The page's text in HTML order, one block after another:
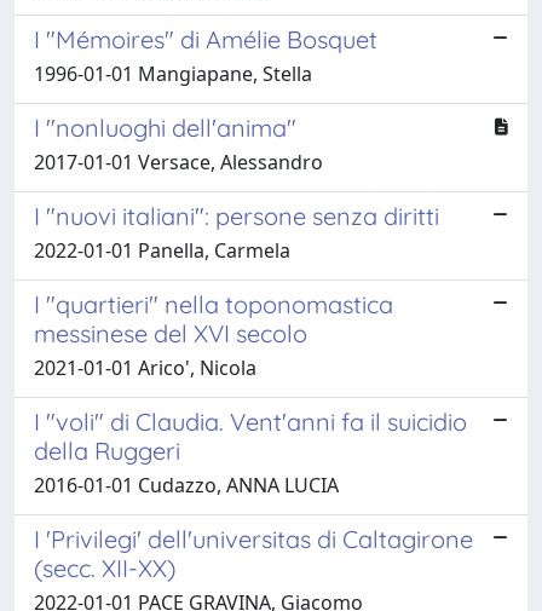
I "Mémoires" di Amélie Bosquet
1996-01-01 Mangiapane, Stella
I "nonluoghi dell'anima"
2017-01-01 Versace, Alessandro
I "nuovi italiani": persone senza diritti
2022-01-01 Panella, Carmela
I "quartieri" nella toponomastica
messinese del XVI secolo
2021-01-01 Arico', Nicola
I "voli" di Claudia. Vent'anni fa il suicidio
della Ruggeri
2016-01-01 Cudazzo, ANNA LUCIA
I 'Privilegi' dell'universitas di Caltagirone
(secc. XII-XX)
2022-01-01 PACE GRAVINA, Giacomo